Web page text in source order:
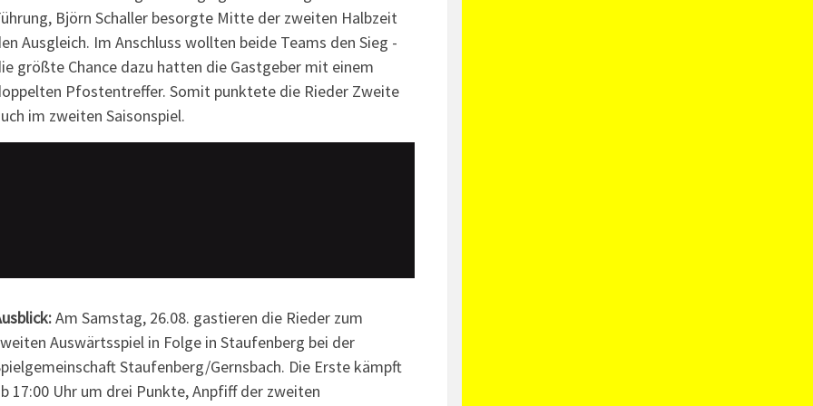
Björn Schaller besorgte Mitte der zweiten Halbzeit
Ausgleich. Im Anschluss wollten beide Teams den Sieg -
größte Chance dazu hatten die Gastgeber mit einem
Pfostentreffer. Somit punktete die Rieder Zweite
im zweiten Saisonspiel.
Am Samstag, 26.08. gastieren die Rieder zum
Auswärtsspiel in Folge in Staufenberg bei der
Staufenberg/Gernsbach. Die Erste kämpft
17:00 Uhr um drei Punkte, Anpfiff der zweiten